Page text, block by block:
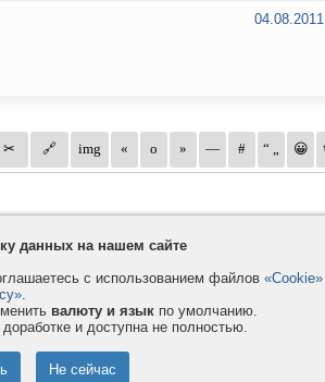
04.08.2011
данных на нашем сайте
с использованием файлов «Cookie»
.
валюту и язык по умолчанию.
и доступна не полностью.